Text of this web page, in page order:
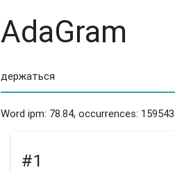
AdaGram
Word ipm: 78.84, occurrences: 159543.
#1